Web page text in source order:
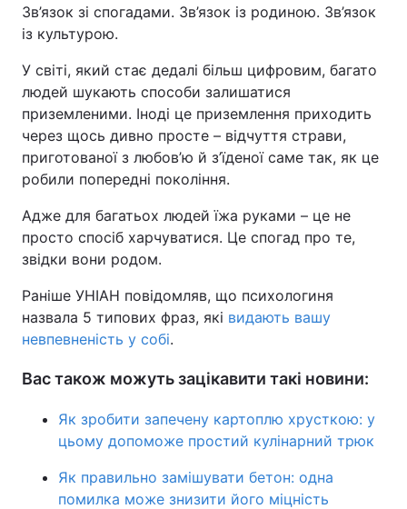
Зв’язок зі спогадами. Зв’язок із родиною. Зв’язок
із культурою.
У світі, який стає дедалі більш цифровим, багато
людей шукають способи залишатися
приземленими. Іноді це приземлення приходить
через щось дивно просте – відчуття страви,
приготованої з любов’ю й з’їденої саме так, як це
робили попередні покоління.
Адже для багатьох людей їжа руками – це не
просто спосіб харчуватися. Це спогад про те,
звідки вони родом.
Раніше УНІАН повідомляв, що психологиня
назвала 5 типових фраз, які видають вашу
невпевненість у собі.
Вас також можуть зацікавити такі новини:
Як зробити запечену картоплю хрусткою: у
цьому допоможе простий кулінарний трюк
Як правильно замішувати бетон: одна
помилка може знизити його міцність